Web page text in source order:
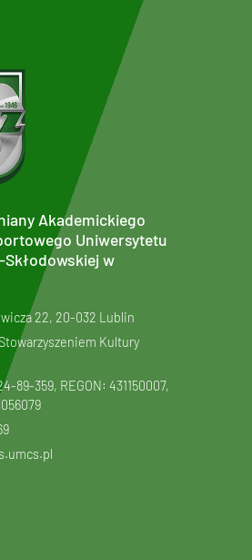
Akademickiego
Uniwersytetu
Skłodowskiej w
22, 20-032 Lublin
Kultury
89-359, REGON: 431150007,